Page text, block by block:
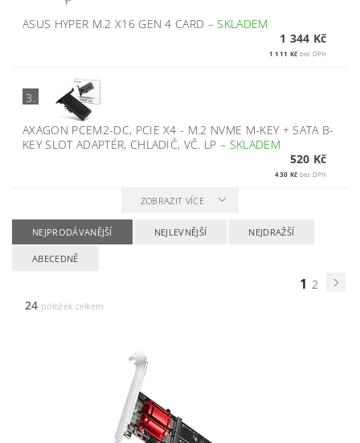
ASUS HYPER M.2 X16 GEN 4 CARD –SKLADEM
1 344 Kč
1 111 Kč bez DPH
3.
AXAGON PCEM2-DC, PCIE X4 - M.2 NVME M-KEY + SATA B-
KEY SLOT ADAPTÉR, CHLADIČ, VČ. LP– SKLADEM
520 Kč
430 Kč bez DPH
ZOBRAZIT VÍCE
NEJPRODÁVANĚJŠÍ NEJLEVNĚJŠÍ NEJDRAŽŠÍ
ABECEDNĚ
1 2
24 položek celkem